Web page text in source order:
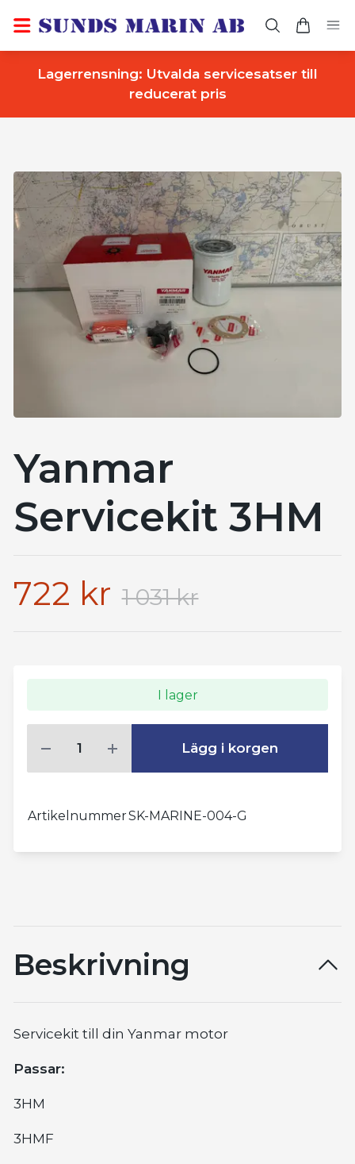
Lagerrensning: Utvalda servicesatser till
reducerat pris
Yanmar
Servicekit 3HM
722 kr 1 031 kr
I lager
Lägg i korgen
ArtikelnummerSK-MARINE-004-G
Beskrivning
Servicekit till din Yanmar motor
Passar:
3HM
3HMF